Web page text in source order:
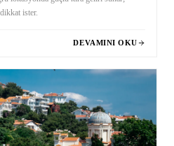
ister.
DEVAMINI OKU